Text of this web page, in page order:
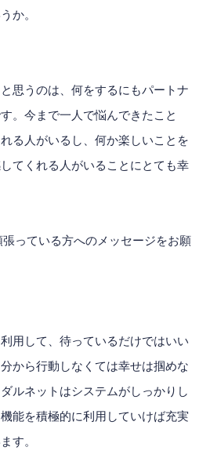
か。
思うのは、何をするにもパートナ
。今まで一人で悩んできたこと
る人がいるし、何か楽しいことを
てくれる人がいることにとても幸
っている方へのメッセージをお願
用して、待っているだけではいい
から行動しなくては幸せは掴めな
ルネットはシステムがしっかりし
能を積極的に利用していけば充実
す。